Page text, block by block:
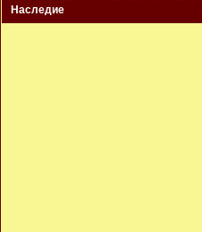
Наследие